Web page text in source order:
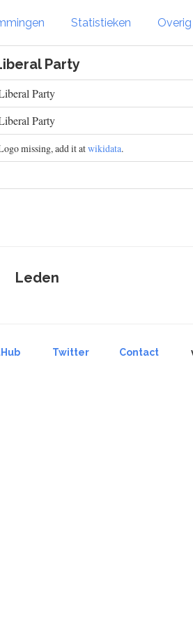
Statistieken
Party
Party
Party
missing, add it atwikidata.
Leden
Twitter Contact